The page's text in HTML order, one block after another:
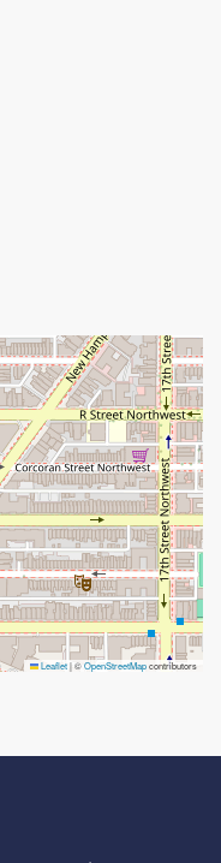
Leaflet|©OpenStreetMapcontributors